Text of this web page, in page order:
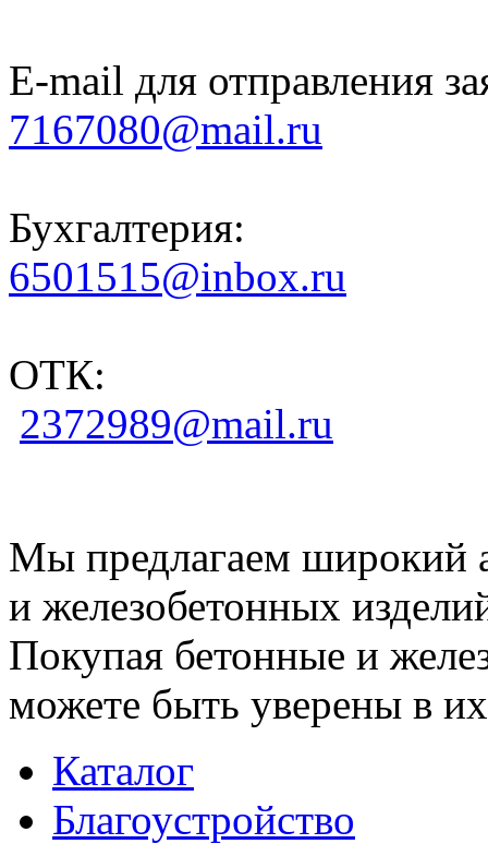
E-mail для отправления
7167080@mail.ru
Бухгалтерия:
6501515@inbox.ru
ОТК:
2372989@mail.ru
Мы предлагаем широкий
и железобетонных
Покупая бетонные и
можете быть уверены в их
Каталог
Благоустройство